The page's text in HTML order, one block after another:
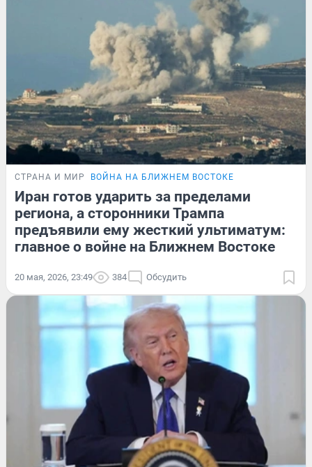
СТРАНА И МИР ВОЙНА НА БЛИЖНЕМ ВОСТОКЕ
Иран готов ударить за пределами
региона, а сторонники Трампа
предъявили ему жесткий ультиматум:
главное о войне на Ближнем Востоке
20 мая, 2026, 23:49 384 Обсудить